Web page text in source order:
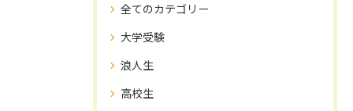
全てのカテゴリー
大学受験
浪人生
高校生